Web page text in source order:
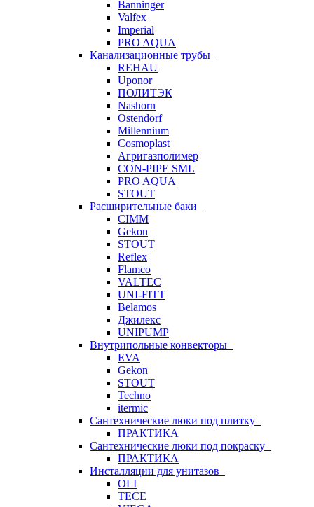
Banninger
Valfex
Imperial
PRO AQUA
Канализационные трубы
REHAU
Uponor
ПОЛИТЭК
Nashorn
Ostendorf
Millennium
Cosmoplast
Агригазполимер
CON-PIPE SML
PRO AQUA
STOUT
Расширительные баки
CIMM
Gekon
STOUT
Reflex
Flamco
VALTEC
UNI-FITT
Belamos
Джилекс
UNIPUMP
Внутрипольные конвекторы
EVA
Gekon
STOUT
Techno
itermic
Сантехнические люки под плитку
ПРАКТИКА
Сантехнические люки под покраску
ПРАКТИКА
Инсталляции для унитазов
OLI
TECE